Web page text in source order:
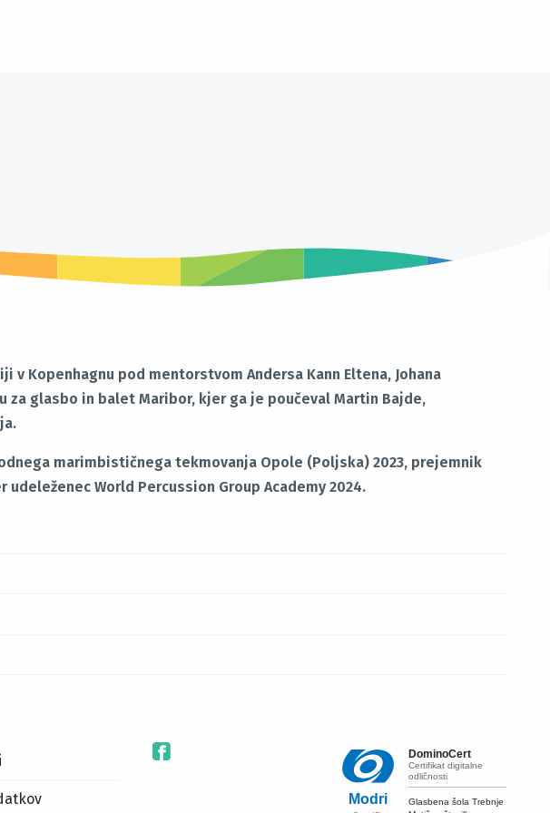
Kopenhagnu pod mentorstvom Andersa Kann Eltena, Johana
za glasbo in balet Maribor, kjer ga je poučeval Martin Bajde,
marimbističnega tekmovanja Opole (Poljska) 2023, prejemnik
World Percussion Group Academy 2024.
Modri
DominoCert
Certifikat digitalne
odličnosti
Glasbena šola Trebnje